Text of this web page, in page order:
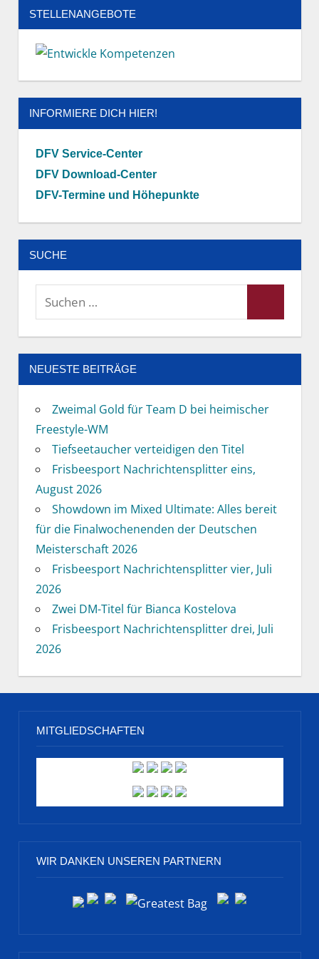
STELLENANGEBOTE
INFORMIERE DICH HIER!
DFV Service-Center
DFV Download-Center
DFV-Termine und Höhepunkte
SUCHE
Suchen
NEUESTE BEITRÄGE
Zweimal Gold für Team D bei heimischer
Freestyle-WM
Tiefseetaucher verteidigen den Titel
Frisbeesport Nachrichtensplitter eins,
August 2026
Showdown im Mixed Ultimate: Alles bereit
für die Finalwochenenden der Deutschen
Meisterschaft 2026
Frisbeesport Nachrichtensplitter vier, Juli
2026
Zwei DM-Titel für Bianca Kostelova
Frisbeesport Nachrichtensplitter drei, Juli
2026
MITGLIEDSCHAFTEN
WIR DANKEN UNSEREN PARTNERN